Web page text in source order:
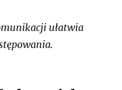
ułatwia